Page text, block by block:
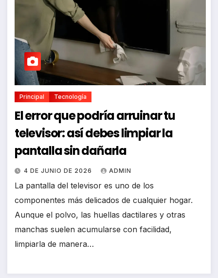
Principal Tecnología
El error que podría arruinar tu
televisor: así debes limpiar la
pantalla sin dañarla
4 DE JUNIO DE 2026 ADMIN
La pantalla del televisor es uno de los
componentes más delicados de cualquier hogar.
Aunque el polvo, las huellas dactilares y otras
manchas suelen acumularse con facilidad,
limpiarla de manera…